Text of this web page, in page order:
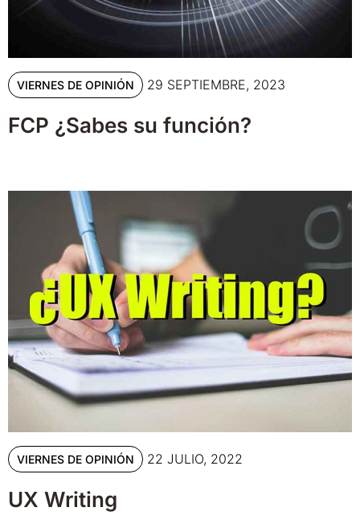
VIERNES DE OPINIÓN 29 SEPTIEMBRE, 2023
FCP ¿Sabes su función?
VIERNES DE OPINIÓN 22 JULIO, 2022
UX Writing